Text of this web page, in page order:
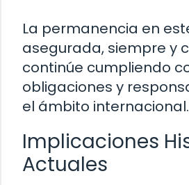
La permanencia en
asegurada, siempre y
continúe cumpliendo
obligaciones y
el ámbito internacional.
Implicaciones
Actuales